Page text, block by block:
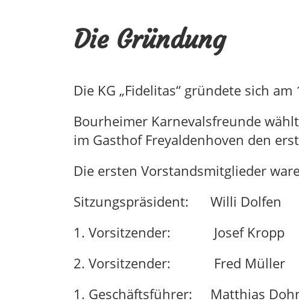
Die Gründung
Die KG „Fidelitas“ gründete sich
Bourheimer Karnevalsfreunde
im Gasthof Freyaldenhoven den
Die ersten Vorstandsmitglieder
Sitzungspräsident: Willi Dolfen
1. Vorsitzender: Josef Kropp
2. Vorsitzender: Fred Müller
1. Geschäftsführer: Matthias